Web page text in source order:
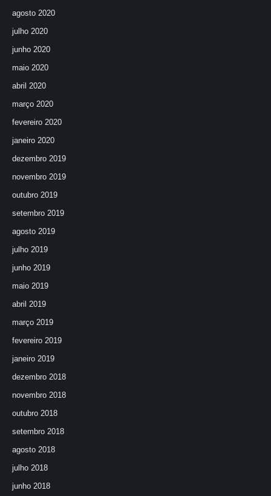
agosto 2020
julho 2020
junho 2020
maio 2020
abril 2020
março 2020
fevereiro 2020
janeiro 2020
dezembro 2019
novembro 2019
outubro 2019
setembro 2019
agosto 2019
julho 2019
junho 2019
maio 2019
abril 2019
março 2019
fevereiro 2019
janeiro 2019
dezembro 2018
novembro 2018
outubro 2018
setembro 2018
agosto 2018
julho 2018
junho 2018